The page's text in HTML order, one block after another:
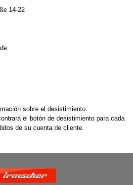
14-22
sobre el desistimiento.
el botón de desistimiento para cada
de su cuenta de cliente.